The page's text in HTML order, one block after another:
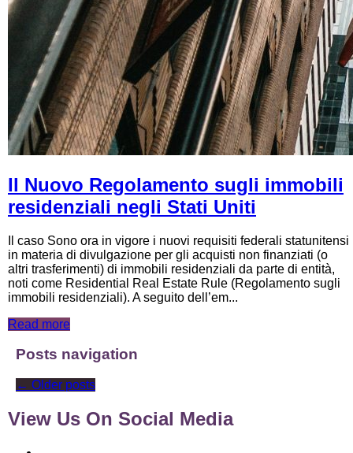
Il Nuovo Regolamento sugli immobili
residenziali negli Stati Uniti
Il caso Sono ora in vigore i nuovi requisiti federali statunitensi
in materia di divulgazione per gli acquisti non finanziati (o
altri trasferimenti) di immobili residenziali da parte di entità,
noti come Residential Real Estate Rule (Regolamento sugli
immobili residenziali). A seguito dell’em...
Read more
Posts navigation
← Older posts
View Us On Social Media